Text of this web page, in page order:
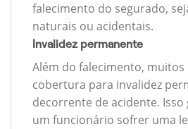
falecimento do segurado,
naturais ou acidentais.
Invalidez permanente
Além do falecimento,
cobertura para invalidez
decorrente de acidente. Isso
um funcionário sofrer uma